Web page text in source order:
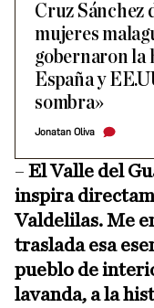
Cruz Sánchez
mujeres
gobernaron la
España y
sombra»
Jonatan Oliva
– El Valle del
inspira
Valdelilas. Me
traslada esa
pueblo de
lavanda, a la